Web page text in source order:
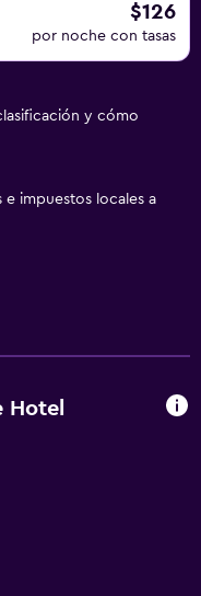
$126
por noche con tasas
y cómo
e impuestos locales a
Hotel